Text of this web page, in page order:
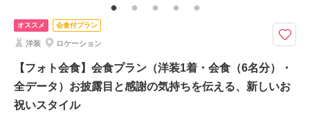
La-vie Factoryのクリエイターがおふたりならではの映像作品をご提案いた
します。
「予算は抑えたい…」でも、「自分たちらしさはしっかり表現したい」そん
なおふたりにぴったりのライトプラン
＜プランに含まれるもの＞
・撮影1時間
・納品：〜約6週間で納品
オススメ 会食付プラン
洋装 ロケーション
【フォト会食】会食プラン（洋装1着・会食（6名分）・
全データ）お披露目と感謝の気持ちを伝える、新しいお
祝いスタイル